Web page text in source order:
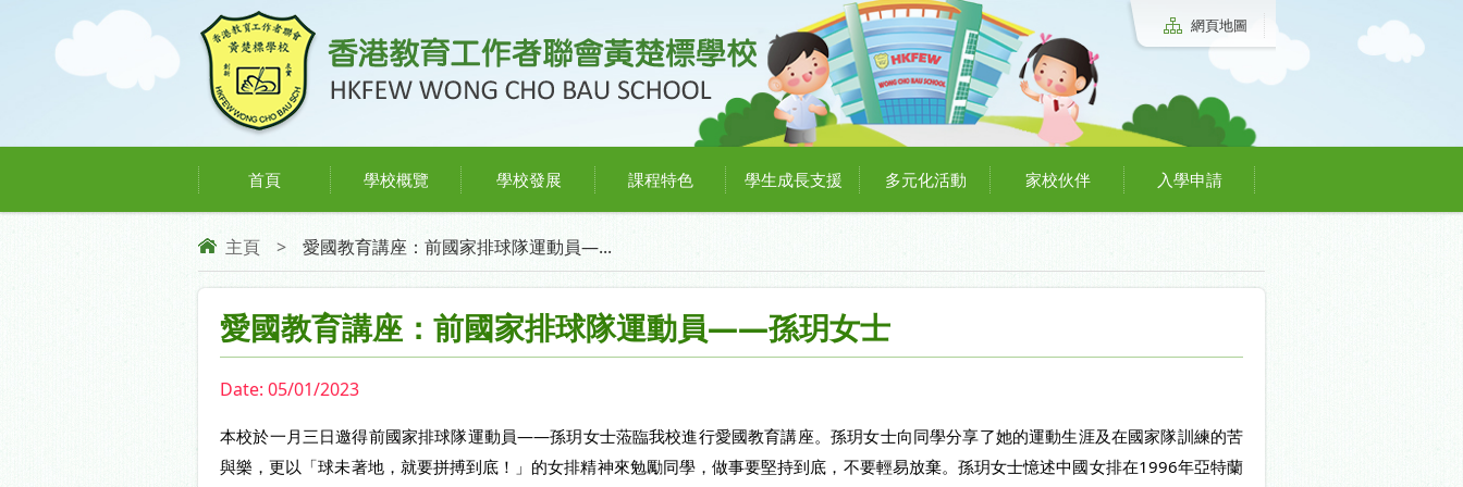
網頁地圖
首頁 學校概覽 學校發展 課程特色 學生成長支援 多元化活動 家校伙伴 入學申請
主頁 > 愛國教育講座：前國家排球隊運動員—...
愛國教育講座：前國家排球隊運動員——孫玥女士
Date: 05/01/2023
本校於一月三日邀得前國家排球隊運動員——孫玥女士蒞臨我校進行愛國教育講座。孫玥女士向同學分享了她的運動生涯及在國家隊訓練的苦
與樂，更以「球未著地，就要拼搏到底！」的女排精神來勉勵同學，做事要堅持到底，不要輕易放棄。孫玥女士憶述中國女排在1996年亞特蘭